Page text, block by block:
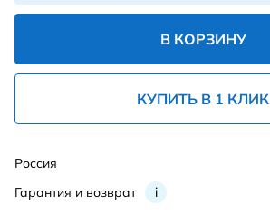
В КОРЗИНУ
КУПИТЬ В 1 КЛИК
Гарантия и возврат i
Россия